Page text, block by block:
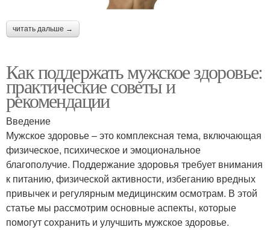
читать дальше →
Как поддержать мужское здоровье:
практические советы и
рекомендации
Введение
Мужское здоровье – это комплексная тема, включающая
физическое, психическое и эмоциональное
благополучие. Поддержание здоровья требует внимания
к питанию, физической активности, избеганию вредных
привычек и регулярным медицинским осмотрам. В этой
статье мы рассмотрим основные аспекты, которые
помогут сохранить и улучшить мужское здоровье.